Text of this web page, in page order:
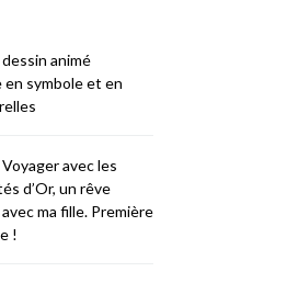
dessin animé
symbole et en
Voyager avec les
d’Or, un rêve
ma fille. Première
!